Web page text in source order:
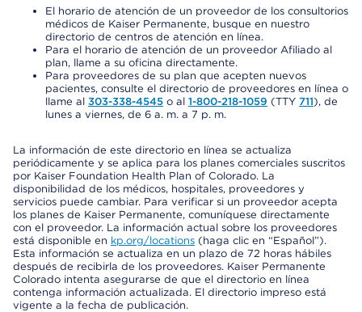
El horario de atención de un proveedor de los consultorios
médicos de Kaiser Permanente, busque en nuestro
directorio de centros de atención en línea.
Para el horario de atención de un proveedor Afiliado al
plan, llame a su oficina directamente.
Para proveedores de su plan que acepten nuevos
pacientes, consulte el directorio de proveedores en línea o
llame al 303-338-4545 o al 1-800-218-1059 (TTY 711), de
lunes a viernes, de 6 a. m. a 7 p. m.
La información de este directorio en línea se actualiza
periódicamente y se aplica para los planes comerciales suscritos
por Kaiser Foundation Health Plan of Colorado. La
disponibilidad de los médicos, hospitales, proveedores y
servicios puede cambiar. Para verificar si un proveedor acepta
los planes de Kaiser Permanente, comuníquese directamente
con el proveedor. La información actual sobre los proveedores
está disponible en kp.org/locations (haga clic en “Español”).
Esta información se actualiza en un plazo de 72 horas hábiles
después de recibirla de los proveedores. Kaiser Permanente
Colorado intenta asegurarse de que el directorio en línea
contenga información actualizada. El directorio impreso está
vigente a la fecha de publicación.